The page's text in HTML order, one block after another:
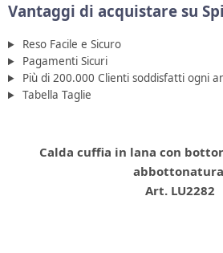
Vantaggi di acquistare su
Reso Facile e Sicuro
Pagamenti Sicuri
Più di 200.000 Clienti soddisfatti ogni
Tabella Taglie
Calda cuffia in lana con
Art. LU2282